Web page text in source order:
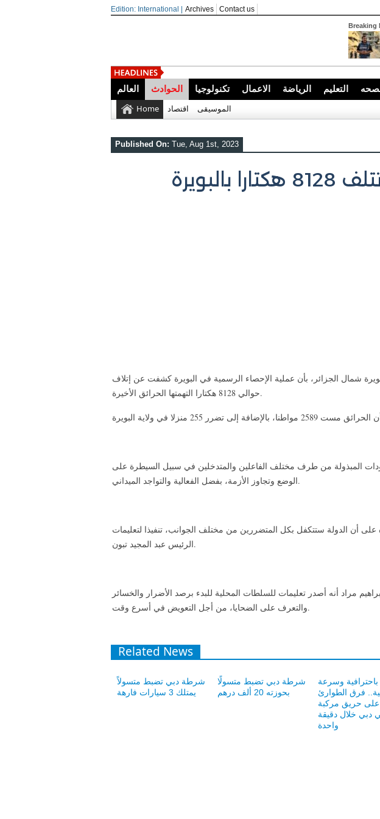
Edition: International | Archives Contact us
Breaking
العالم الحوادث تكنولوجيا الاعمال الرياضة التعليم
Home اقتصاد الموسيقى
Published On: Tue, Aug 1st, 2023
بالبويرة
شمال الجزائر، بأن عملية الإحصاء الرسمية في البويرة كشفت عن إتلاف
حوالي 8128 هكتارا التهمتها الحرائق الأخيرة.
المبذولة من طرف مختلف الفاعلين والمتدخلين في سبيل السيطرة على
الوضع وتجاوز الأزمة، بفضل الفعالية والتواجد الميداني.
على أن الدولة ستتكفل بكل المتضررين من مختلف الجوانب، تنفيذا لتعليمات
الرئيس عبد المجيد تبون.
مراد أنه أصدر تعليمات للسلطات المحلية للبدء برصد الأضرار والخسائر
والتعرف على الضحايا، من أجل التعويض في أسرع وقت.
Related News
شرطة دبي تضبط متسولاً
يمتلك 3 سيارات فارهة
شرطة دبي تضبط متسولًا
بحوزته 20 ألف درهم
باحترافية وسرعة
فرق الطوارئ
حريق مركبة
دبي خلال دقيقة
واحدة